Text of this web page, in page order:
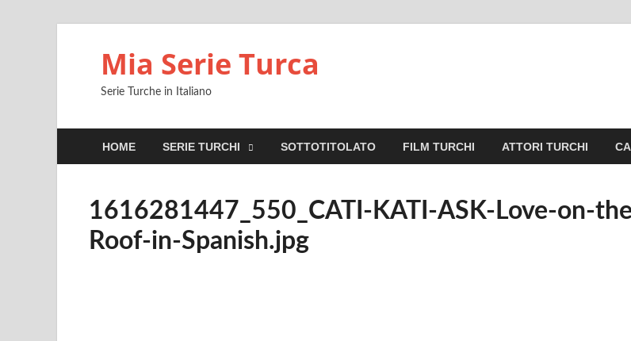
Mia Serie Turca
Serie Turche in Italiano
HOME SERIE TURCHI SOTTOTITOLATO FILM TURCHI ATTORI TURCHI
1616281447_550_CATI-KATI-ASK-Love-on-
Roof-in-Spanish.jpg